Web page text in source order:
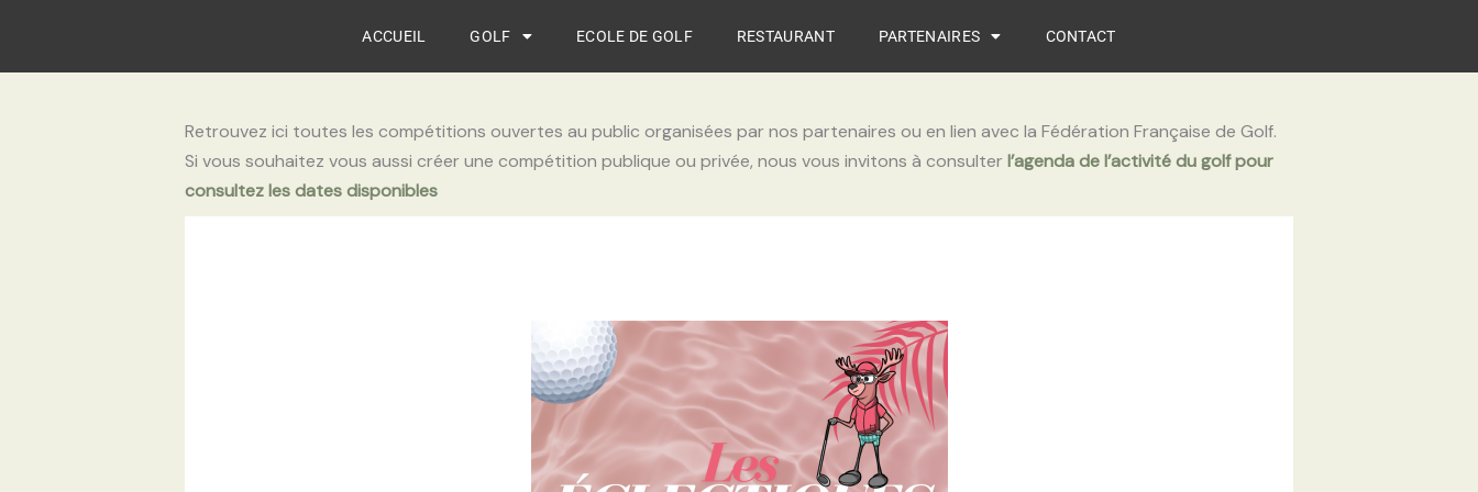
contenu
ACCUEIL GOLF ECOLE DE GOLF RESTAURANT PARTENAIRES CONTACT
Retrouvez ici toutes les compétitions ouvertes au public organisées par nos partenaires ou en lien avec la Fédération Française de Golf.
Si vous souhaitez vous aussi créer une compétition publique ou privée, nous vous invitons à consulterl’agenda de l’activité du golf pour
consultez les dates disponibles